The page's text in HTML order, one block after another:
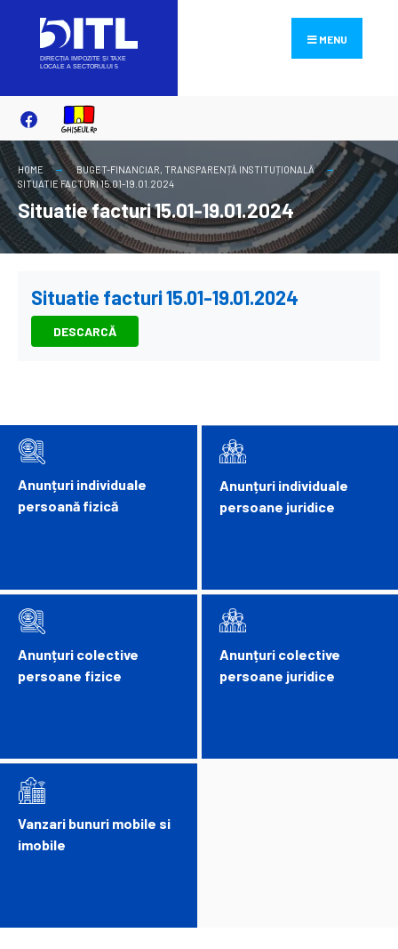
content
MENU
HOME BUGET-FINANCIAR, TRANSPARENȚĂ INSTITUȚIONALĂ
SITUATIE FACTURI 15.01-19.01.2024
Situatie facturi 15.01-19.01.2024
Situatie facturi 15.01-19.01.2024
DESCARCĂ
Anunțuri individuale
persoană fizică
Anunțuri colective
persoane fizice
Vanzari bunuri mobile si
imobile
Anunțuri individuale
persoane juridice
Anunțuri colective
persoane juridice
for: